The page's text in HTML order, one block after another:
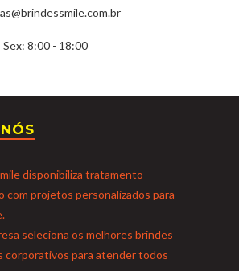
Sex: 8:00 - 18:00
disponibiliza tratamento
com projetos personalizados para
seleciona os melhores brindes
corporativos para atender todos